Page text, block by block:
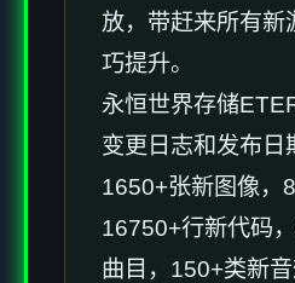
放，带赶来所有新
巧提升。
永恒世界存储
变更日志和发布日
1650+张新图像，
16750+行新代码
曲目，150+类新